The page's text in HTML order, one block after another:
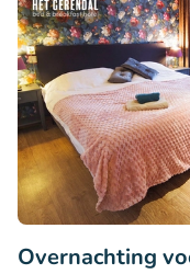
Overnachting